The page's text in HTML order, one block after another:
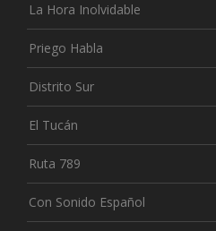
La Hora Inolvidable
Priego Habla
Distrito Sur
El Tucán
Ruta 789
Con Sonido Español